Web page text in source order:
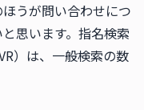
うが問い合わせにつ
思います。指名検索
）は、一般検索の数